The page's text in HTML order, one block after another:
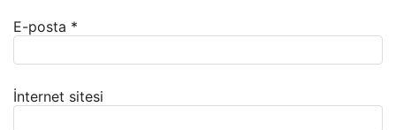
E-posta *
İnternet sitesi